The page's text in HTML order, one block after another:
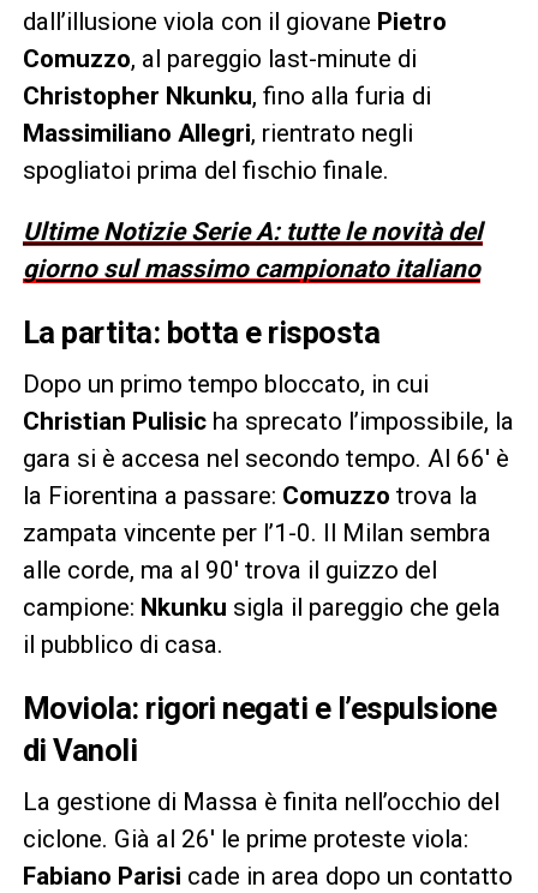
dall’illusione viola con il giovane Pietro
Comuzzo, al pareggio last-minute di
Christopher Nkunku, fino alla furia di
Massimiliano Allegri, rientrato negli
spogliatoi prima del fischio finale.
Ultime Notizie Serie A: tutte le novità del
giorno sul massimo campionato italiano
La partita: botta e risposta
Dopo un primo tempo bloccato, in cui
Christian Pulisicha sprecato l’impossibile, la
gara si è accesa nel secondo tempo. Al 66′ è
la Fiorentina a passare: Comuzzo trova la
zampata vincente per l’1-0. Il Milan sembra
alle corde, ma al 90′ trova il guizzo del
campione: Nkunku sigla il pareggio che gela
il pubblico di casa.
Moviola: rigori negati e l’espulsione
di Vanoli
La gestione di Massa è finita nell’occhio del
ciclone. Già al 26′ le prime proteste viola:
Fabiano Parisi cade in area dopo un contatto